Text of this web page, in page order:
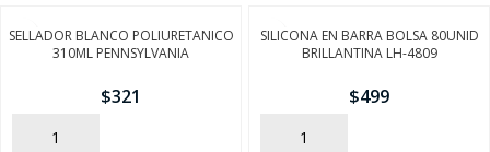
SELLADOR BLANCO POLIURETANICO
310ML PENNSYLVANIA
$321
AÑADIR
SILICONA EN BARRA BOLSA 80UNID
BRILLANTINA LH-4809
$499
AÑADIR